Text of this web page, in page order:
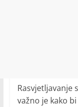
Rasvjetljavanje
važno je kako